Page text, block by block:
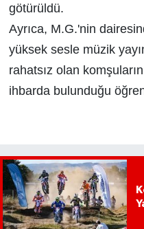
götürüldü.
Ayrıca, M.G.'nin
yüksek sesle müzik
rahatsız olan
ihbarda bulunduğu